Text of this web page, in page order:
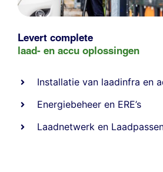
Levert complete
laad- en accu oplossingen
Installatie van laadinfra en
Energiebeheer en ERE’s
Laadnetwerk en